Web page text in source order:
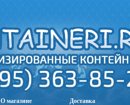
О магазине Доставка